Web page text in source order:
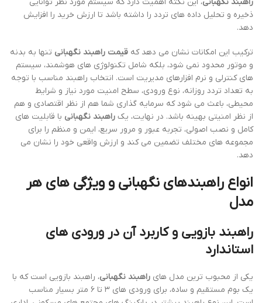
ذخیره و تحلیل داده های تردد را داشته باشد تا ارزش خرید را افزایش
دهد.
ترکیب این امکانات نشان می دهد که قیمت راهبند نگهبانی تنها به بدنه
و موتور محدود نمی شود، بلکه شامل تکنولوژی های هوشمند، سیستم
های کنترلی و نرم افزارهای مدیریت است. انتخاب راهبند مناسب با توجه
به تعداد تردد روزانه، نوع ورودی، سطح امنیت مورد نیاز و شرایط
محیطی، باعث می شود که سرمایه گذاری شما هم از نظر اقتصادی و هم
از نظر امنیتی بهینه باشد. در نهایت، یک راهبند نگهبانی با قابلیت های
کامل و نصب اصولی، تجربه عبور و مرور سریع، ایمن و منظم را برای
مجموعه های مختلف تضمین می کند و ارزش واقعی خود را نشان می
دهد.
انواع راهبندهای نگهبانی و ویژگی های هر
مدل
راهبند بازویی و کاربرد آن در ورودی های
استاندارد
یکی از محبوب ترین مدل های راهبند نگهبانی، راهبند بازویی است که با
یک بوم مستقیم و ساده، برای ورودی های ۳ تا ۶ متر بسیار مناسب